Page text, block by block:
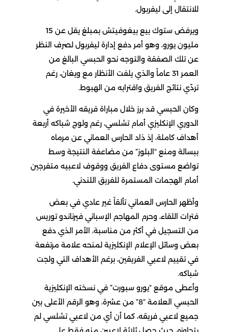
للانتقال إلى ليفربول.
ويرفض ستوك بيع بيغوفيتش بمبلغ يقل عن 15
مليون يورو، وهو أمر دفع إدارة ليفربول لصرف النظر
عن تلك الصفقة والتوجه نحو الحبسي البالغ من
العمر 31 عاماً والذي يلفت الأنظار مع ويغان، رغم
تردّي نتائج الفريق واقترابه من الهبوط.
وكان الحبسي قد برز خلال مباراة فريقه الأخيرة في
الدوري الإنكليزي أمام تشلسي، رغم ولوج شباكه أربعة
أهداف كاملة، إذ ذاد الحارس العماني عن مرماه
ببسالة ومنع “البلوز” من مضاعفة النتيجة وسط
تواضع مستوى دفاع الفريق ووقوف لاعبيه متفرجين
أمام الهجمات المستمرة للفريق اللندني.
وأظهر الحارس العماني تألقاً غير عادي في بعض
فترات اللقاء، وحرم المهاجم الإسباني فيرناندو توريس
من التسجيل في أكثر من مناسبة، الأمر الذي دفع
بعض وسائل الإعلام الإنكليزية لمنحه علامة مرتفعة
في تقييم لاعبي الفريقين، برغم الأهداف التي ولجت
وأعطى موقع “يورو سبورت” في نسخته الإنكليزية
الحبسي العلامة “8” من عشرة، وهو الرقم الأعلى بين
جميع لاعبي فريقه، كما أن أي من لاعبي تشلسي لم